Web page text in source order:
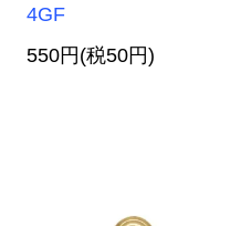
4GF
550円(税50円)